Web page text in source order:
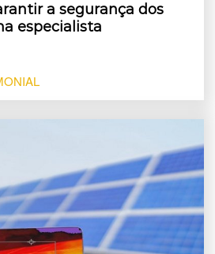
a segurança dos
especialista